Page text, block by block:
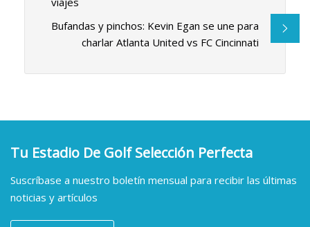
Bufandas y pinchos: Kevin Egan se une para
charlar Atlanta United vs FC Cincinnati
Tu Estadio De Golf Selección Perfecta
Suscríbase a nuestro boletín mensual para recibir las últimas
noticias y artículos